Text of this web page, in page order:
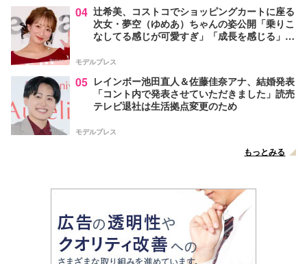
04 辻希美、コストコでショッピングカートに座る
次女・夢空（ゆめあ）ちゃんの姿公開「乗りこ
なしてる感じが可愛すぎ」「成長を感じる」の
モデルプレス
05 レインボー池田直人＆佐藤佳奈アナ、結婚発表
「コント内で発表させていただきました」読売
テレビ退社は生活拠点変更のため
モデルプレス
もっとみる